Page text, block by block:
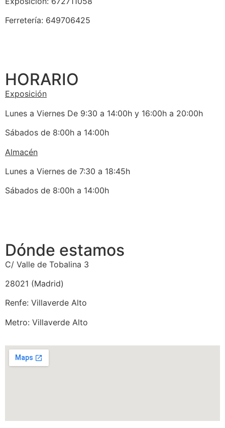
Ferretería: 649706425
HORARIO
Exposición
Lunes a Viernes De 9:30 a 14:00h y 16:00h a 20:00h
Sábados de 8:00h a 14:00h
Almacén
Lunes a Viernes de 7:30 a 18:45h
Sábados de 8:00h a 14:00h
Dónde estamos
C/ Valle de Tobalina 3
28021 (Madrid)
Renfe: Villaverde Alto
Metro: Villaverde Alto